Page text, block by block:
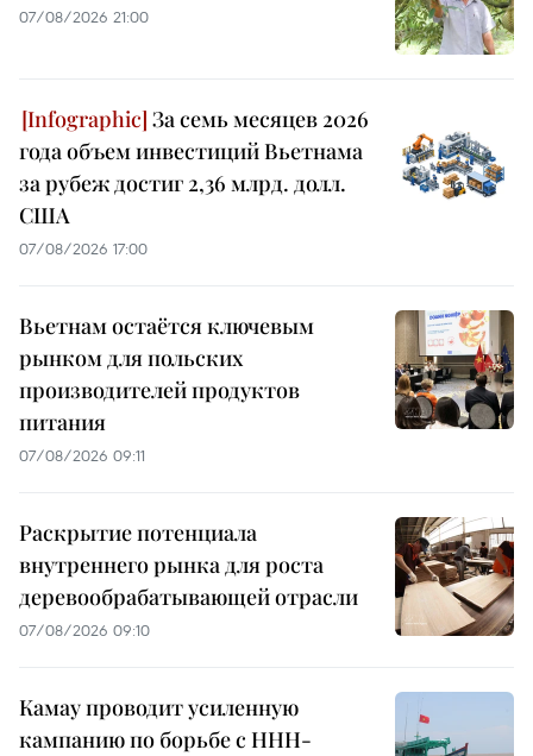
07/08/2026 21:00
За семь месяцев 2026
года объем инвестиций Вьетнама
за рубеж достиг 2,36 млрд. долл.
США
07/08/2026 17:00
Вьетнам остаётся ключевым
рынком для польских
производителей продуктов
питания
07/08/2026 09:11
Раскрытие потенциала
внутреннего рынка для роста
деревообрабатывающей отрасли
07/08/2026 09:10
Камау проводит усиленную
кампанию по борьбе с ННН-